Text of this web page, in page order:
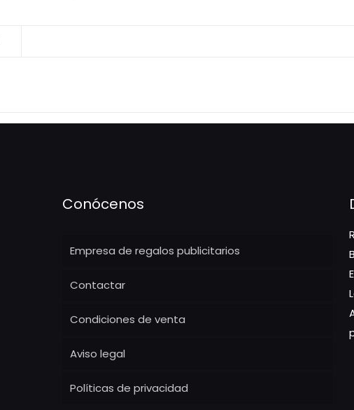
Conócenos
Empresa de regalos publicitarios
Contactar
Condiciones de venta
Aviso legal
Políticas de privacidad